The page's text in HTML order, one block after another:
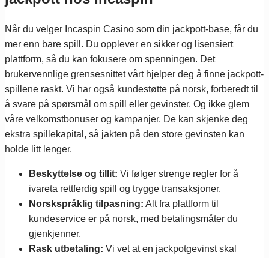
Når du velger Incaspin Casino som din jackpott-base, får du
mer enn bare spill. Du opplever en sikker og lisensiert
plattform, så du kan fokusere om spenningen. Det
brukervennlige grensesnittet vårt hjelper deg å finne jackpott-
spillene raskt. Vi har også kundestøtte på norsk, forberedt til
å svare på spørsmål om spill eller gevinster. Og ikke glem
våre velkomstbonuser og kampanjer. De kan skjenke deg
ekstra spillekapital, så jakten på den store gevinsten kan
holde litt lenger.
Beskyttelse og tillit: Vi følger strenge regler for å
ivareta rettferdig spill og trygge transaksjoner.
Norskspråklig tilpasning: Alt fra plattform til
kundeservice er på norsk, med betalingsmåter du
gjenkjenner.
Rask utbetaling: Vi vet at en jackpotgevinst skal